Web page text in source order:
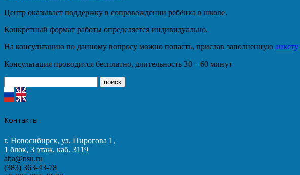
Центр оказывает поддержку в сопровождении ребёнка в школе.
Конкретный формат работы определяется индивидуально.
На консультацию по данному вопросу можно попасть, прислав заполненную анкету
Консультация проводится бесплатно, длительность 30 – 60 минут
Контакты
г. Новосибирск, ул. Пирогова 1,
1 блок, 3 этаж, каб. 3119
aba@nsu.ru
(383) 363-43-78